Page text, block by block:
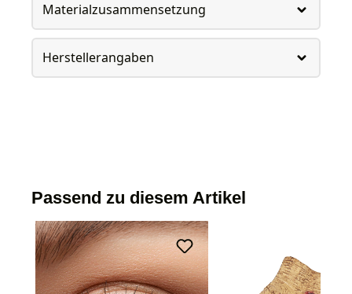
Materialzusammensetzung
Herstellerangaben
Passend zu diesem Artikel